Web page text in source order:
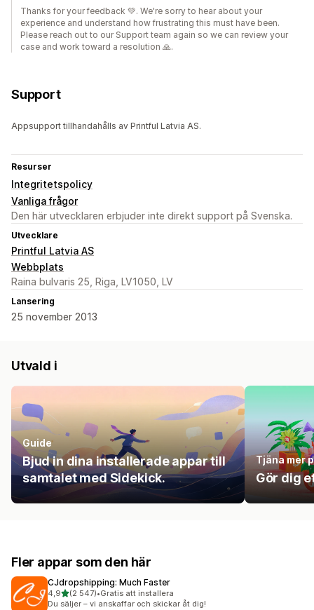
Thanks for your feedback 💚. We're sorry to hear about your
experience and understand how frustrating this must have been.
Please reach out to our Support team again so we can review your
case and work toward a resolution 🙏.
Support
Appsupport tillhandahålls av Printful Latvia AS.
Resurser
Integritetspolicy
Vanliga frågor
Den här utvecklaren erbjuder inte direkt support på Svenska.
Utvecklare
Printful Latvia AS
Webbplats
Raina bulvaris 25, Riga, LV1050, LV
Lansering
25 november 2013
Utvald i
Guide
Bjud in dina installerade appar till
samtalet med Sidekick.
Tjäna mer
Gör dig
Fler appar som den här
CJdropshipping: Much Faster
4,9av 5 stjärnor
(2 547)
2547 recensioner totalt
•Gratis att installera
Du säljer – vi anskaffar och skickar åt dig!